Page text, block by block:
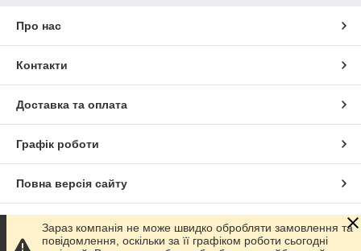
Про нас
Контакти
Доставка та оплата
Графік роботи
Повна версія сайту
Сайт створено на маркетплейсіProm.ua
Зараз компанія не може швидко обробляти замовлення та
повідомлення, оскільки за її графіком роботи сьогодні